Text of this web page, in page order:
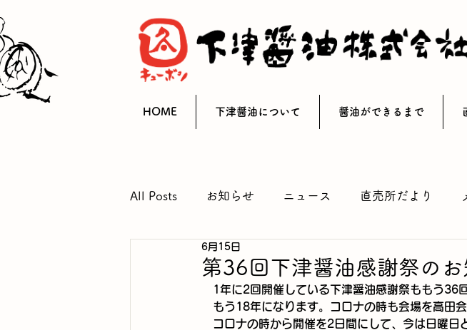
HOME 下津醤油について 醤油ができるまで
All Posts お知らせ ニュース 直売所だより
第36回下津醤油感謝祭の
6月15日
1年に2回開催している下津醤油感謝祭ももう36回
もう18年になります。コロナの時も会場を高田
コロナの時から開催を2日間にして、今は日曜日